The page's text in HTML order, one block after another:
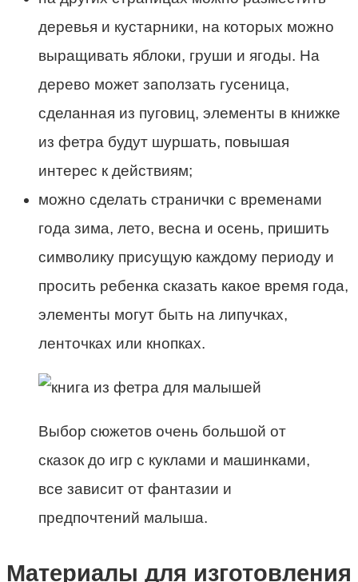
деревья и кустарники, на которых можно
выращивать яблоки, груши и ягоды. На
дерево может заползать гусеница,
сделанная из пуговиц, элементы в книжке
из фетра будут шуршать, повышая
интерес к действиям;
можно сделать странички с временами
года зима, лето, весна и осень, пришить
символику присущую каждому периоду и
просить ребенка сказать какое время года,
элементы могут быть на липучках,
ленточках или кнопках.
Выбор сюжетов очень большой от
сказок до игр с куклами и машинками,
все зависит от фантазии и
предпочтений малыша.
Материалы для изготовления